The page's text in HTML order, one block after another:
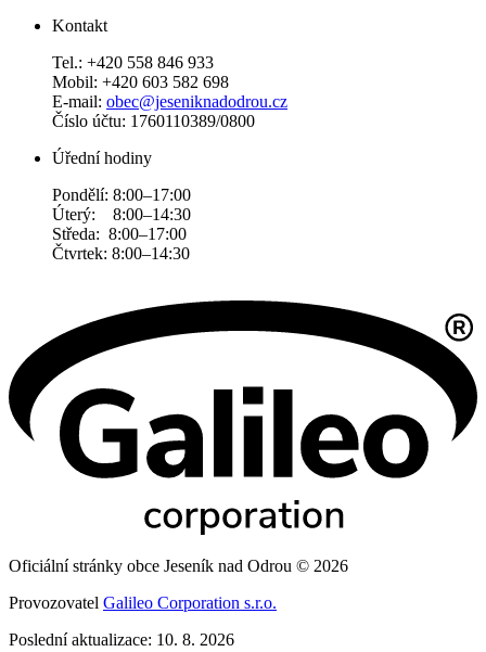
Kontakt
Tel.: +420 558 846 933
Mobil: +420 603 582 698
E-mail: obec@jeseniknadodrou.cz
Číslo účtu: 1760110389/0800
Úřední hodiny
Pondělí: 8:00–17:00
Úterý: 8:00–14:30
Středa: 8:00–17:00
Čtvrtek: 8:00–14:30
Oficiální stránky obce Jeseník nad Odrou © 2026
Provozovatel Galileo Corporation s.r.o.
Poslední aktualizace: 10. 8. 2026